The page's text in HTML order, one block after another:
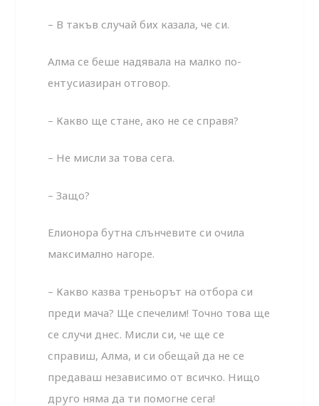
– В такъв случай бих казала, че си.
Алма се беше надявала на малко по-
ентусиазиран отговор.
– Какво ще стане, ако не се справя?
– Не мисли за това сега.
– Защо?
Елионора бутна слънчевите си очила
максимално нагоре.
– Какво казва треньорът на отбора си
преди мача? Ще спечелим! Точно това ще
се случи днес. Мисли си, че ще се
справиш, Алма, и си обещай да не се
предаваш независимо от всичко. Нищо
друго няма да ти помогне сега!